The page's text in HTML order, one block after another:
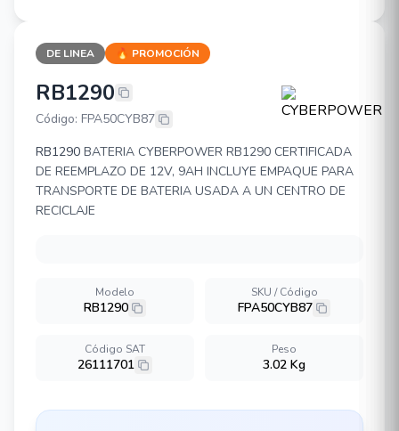
DE LINEA 🔥 PROMOCIÓN
CYBERPOWER RB1290
RB1290
Código: FPA50CYB87
RB1290 BATERIA CYBERPOWER RB1290 CERTIFICADA
DE REEMPLAZO DE 12V, 9AH INCLUYE EMPAQUE PARA
TRANSPORTE DE BATERIA USADA A UN CENTRO DE
RECICLAJE
Modelo
RB1290
SKU / Código
FPA50CYB87
Código SAT
26111701
Peso
3.02 Kg